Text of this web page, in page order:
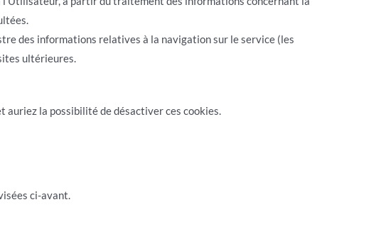
des informations relatives à la navigation sur le service (les
ultérieures.
auriez la possibilité de désactiver ces cookies.
ci-avant.